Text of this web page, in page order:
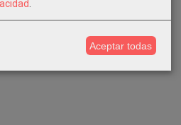
.
Aceptar todas